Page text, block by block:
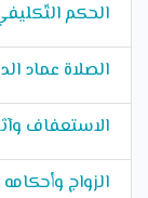
الحكم
الصلاة عماد
الاستعفاف
الزواج وأحكامه